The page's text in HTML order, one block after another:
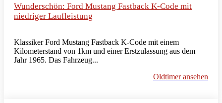
Wunderschön: Ford Mustang Fastback K-Code mit
niedriger Laufleistung
Klassiker Ford Mustang Fastback K-Code mit einem
Kilometerstand von 1km und einer Erstzulassung aus dem
Jahr 1965. Das Fahrzeug...
Oldtimer ansehen